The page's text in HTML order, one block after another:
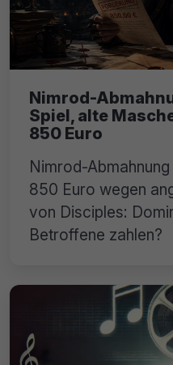
Nimrod-
Spiel, alte
850 Euro
Nimrod-
850 Euro wegen
von Disciples:
Betroffene zahlen?